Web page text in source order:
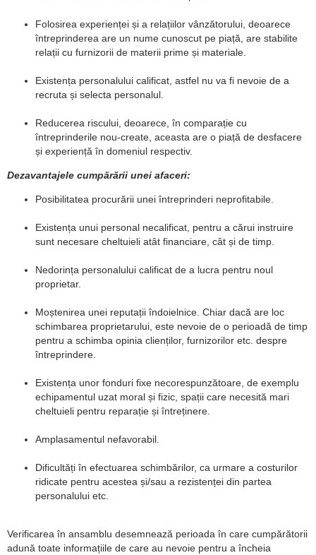
Folosirea experienței și a relațiilor vânzătorului, deoarece
întreprinderea are un nume cunoscut pe piață, are stabilite
relații cu furnizorii de materii prime și materiale.
Existența personalului calificat, astfel nu va fi nevoie de a
recruta și selecta personalul.
Reducerea riscului, deoarece, în comparație cu
întreprinderile nou-create, aceasta are o piață de desfacere
și experiență în domeniul respectiv.
Dezavantajele cumpărării unei afaceri:
Posibilitatea procurării unei întreprinderi neprofitabile.
Existența unui personal necalificat, pentru a cărui instruire
sunt necesare cheltuieli atât financiare, cât și de timp.
Nedorința personalului calificat de a lucra pentru noul
proprietar.
Moștenirea unei reputații îndoielnice. Chiar dacă are loc
schimbarea proprietarului, este nevoie de o perioadă de timp
pentru a schimba opinia clienților, furnizorilor etc. despre
întreprindere.
Existența unor fonduri fixe necorespunzătoare, de exemplu
echipamentul uzat moral și fizic, spații care necesită mari
cheltuieli pentru reparație și întreținere.
Amplasamentul nefavorabil.
Dificultăți în efectuarea schimbărilor, ca urmare a costurilor
ridicate pentru acestea și/sau a rezistenței din partea
personalului etc.
Verificarea în ansamblu desemnează perioada în care cumpărătorii
adună toate informațiile de care au nevoie pentru a încheia